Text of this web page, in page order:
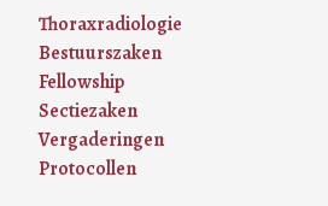
Thoraxradiologie
Bestuurszaken
Fellowship
Sectiezaken
Vergaderingen
Protocollen